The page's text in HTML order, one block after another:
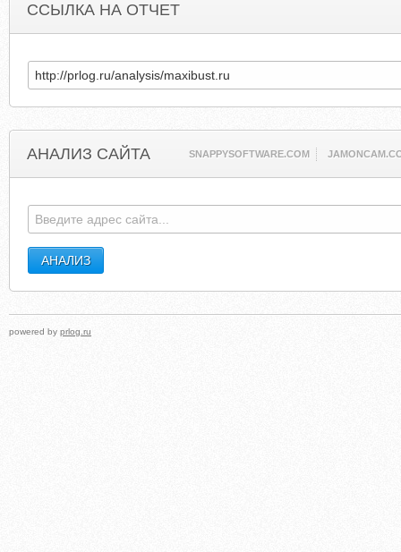
ССЫЛКА НА ОТЧЕТ
АНАЛИЗ САЙТА SNAPPYSOFTWARE.COM
powered by prlog.ru